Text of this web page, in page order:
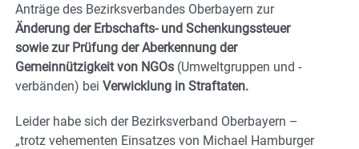
Anträge des Bezirksverbandes Oberbayern zur
Änderung der Erbschafts- und Schenkungssteuer
sowie zur Prüfung der Aberkennung der
Gemeinnützigkeit von NGOs (Umweltgruppen und -
verbänden) bei Verwicklung in Straftaten.
Leider habe sich der Bezirksverband Oberbayern –
„trotz vehementen Einsatzes von Michael Hamburger